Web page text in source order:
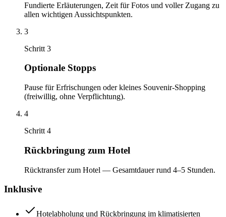
Fundierte Erläuterungen, Zeit für Fotos und voller Zugang zu
allen wichtigen Aussichtspunkten.
3
Schritt 3
Optionale Stopps
Pause für Erfrischungen oder kleines Souvenir-Shopping
(freiwillig, ohne Verpflichtung).
4
Schritt 4
Rückbringung zum Hotel
Rücktransfer zum Hotel — Gesamtdauer rund 4–5 Stunden.
Inklusive
Hotelabholung und Rückbringung im klimatisierten